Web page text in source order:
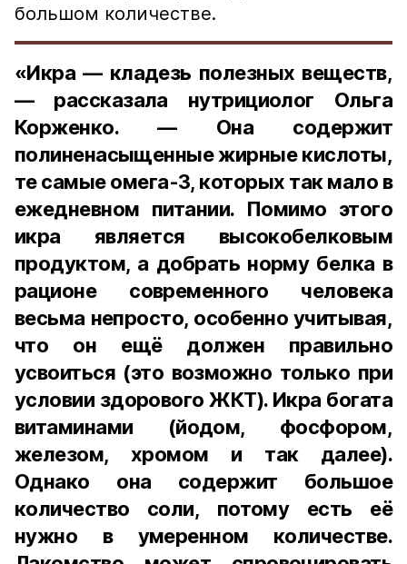
большом количестве.
«Икра — кладезь полезных веществ,
— рассказала нутрициолог Ольга
Корженко. — Она содержит
полиненасыщенные жирные кислоты,
те самые омега-3, которых так мало в
ежедневном питании. Помимо этого
икра является высокобелковым
продуктом, а добрать норму белка в
рационе современного человека
весьма непросто, особенно учитывая,
что он ещё должен правильно
усвоиться (это возможно только при
условии здорового ЖКТ). Икра богата
витаминами (йодом, фосфором,
железом, хромом и так далее).
Однако она содержит большое
количество соли, потому есть её
нужно в умеренном количестве.